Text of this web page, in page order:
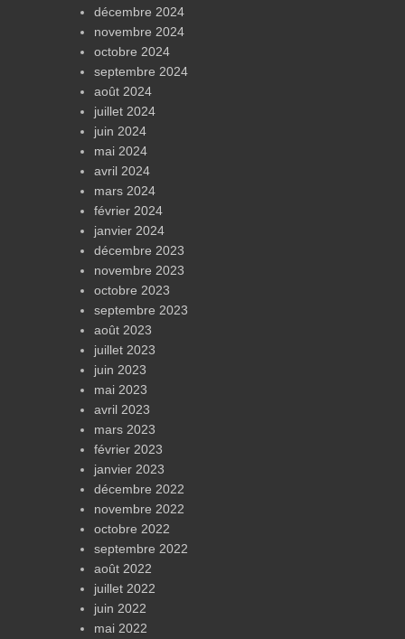
décembre 2024
novembre 2024
octobre 2024
septembre 2024
août 2024
juillet 2024
juin 2024
mai 2024
avril 2024
mars 2024
février 2024
janvier 2024
décembre 2023
novembre 2023
octobre 2023
septembre 2023
août 2023
juillet 2023
juin 2023
mai 2023
avril 2023
mars 2023
février 2023
janvier 2023
décembre 2022
novembre 2022
octobre 2022
septembre 2022
août 2022
juillet 2022
juin 2022
mai 2022